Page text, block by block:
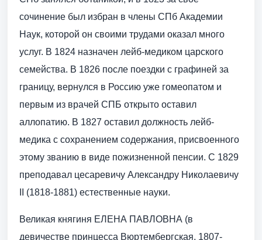
сочинение был избран в члены СПб Академии
Наук, которой он своими трудами оказал много
услуг. В 1824 назначен лейб-медиком царского
семейства. В 1826 после поездки с графиней за
границу, вернулся в Россию уже гомеопатом и
первым из врачей СПБ открыто оставил
аллопатию. В 1827 оставил должность лейб-
медика с сохранением содержания, присвоенного
этому званию в виде пожизненной пенсии. С 1829
преподавал цесаревичу Александру Николаевичу
II (1818-1881) естественные науки.
Великая княгиня ЕЛЕНА ПАВЛОВНА (в
девичестве принцесса Вюртембергская, 1807-